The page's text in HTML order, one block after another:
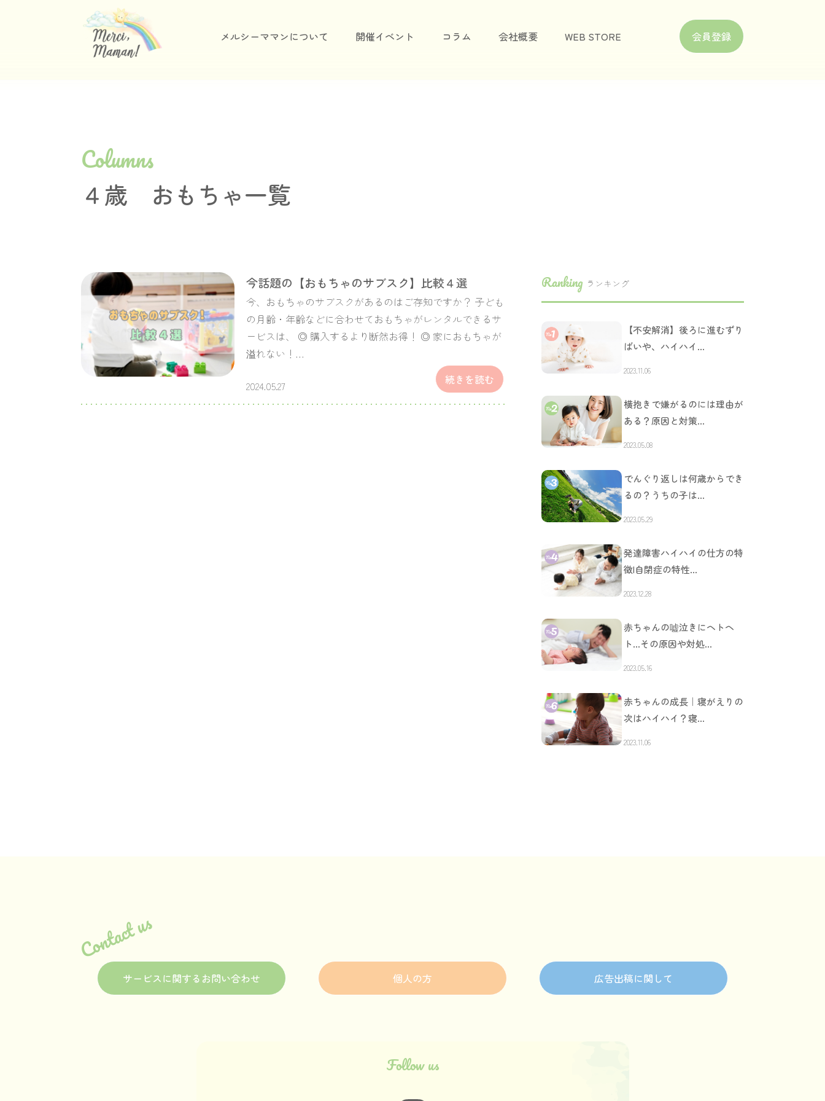
メルシーママンについて 開催イベント コラム 会社概要 WEB STORE 会員登録
Columns
４歳 おもちゃ一覧
今話題の【おもちゃのサブスク】比較４選
今、おもちゃのサブスクがあるのはご存知ですか？ 子ども
の月齢・年齢などに合わせておもちゃがレンタルできるサ
ービスは、 ◎ 購入するより断然お得！ ◎ 家におもちゃが
溢れない！…
2024.05.27 続きを読む
Ranking ランキング
【不安解消】後ろに進むずり
ばいや、ハイハイ…
2023.11.06
横抱きで嫌がるのには理由が
ある？原因と対策…
2023.05.08
でんぐり返しは何歳からでき
るの？うちの子は…
2023.05.29
発達障害ハイハイの仕方の特
徴|自閉症の特性…
2023.12.28
赤ちゃんの嘘泣きにヘトヘ
ト…その原因や対処…
2023.05.16
赤ちゃんの成長｜寝がえりの
次はハイハイ？寝…
2023.11.06
Contact us
サービスに関するお問い合わせ 個人の方 広告出稿に関して
Follow us